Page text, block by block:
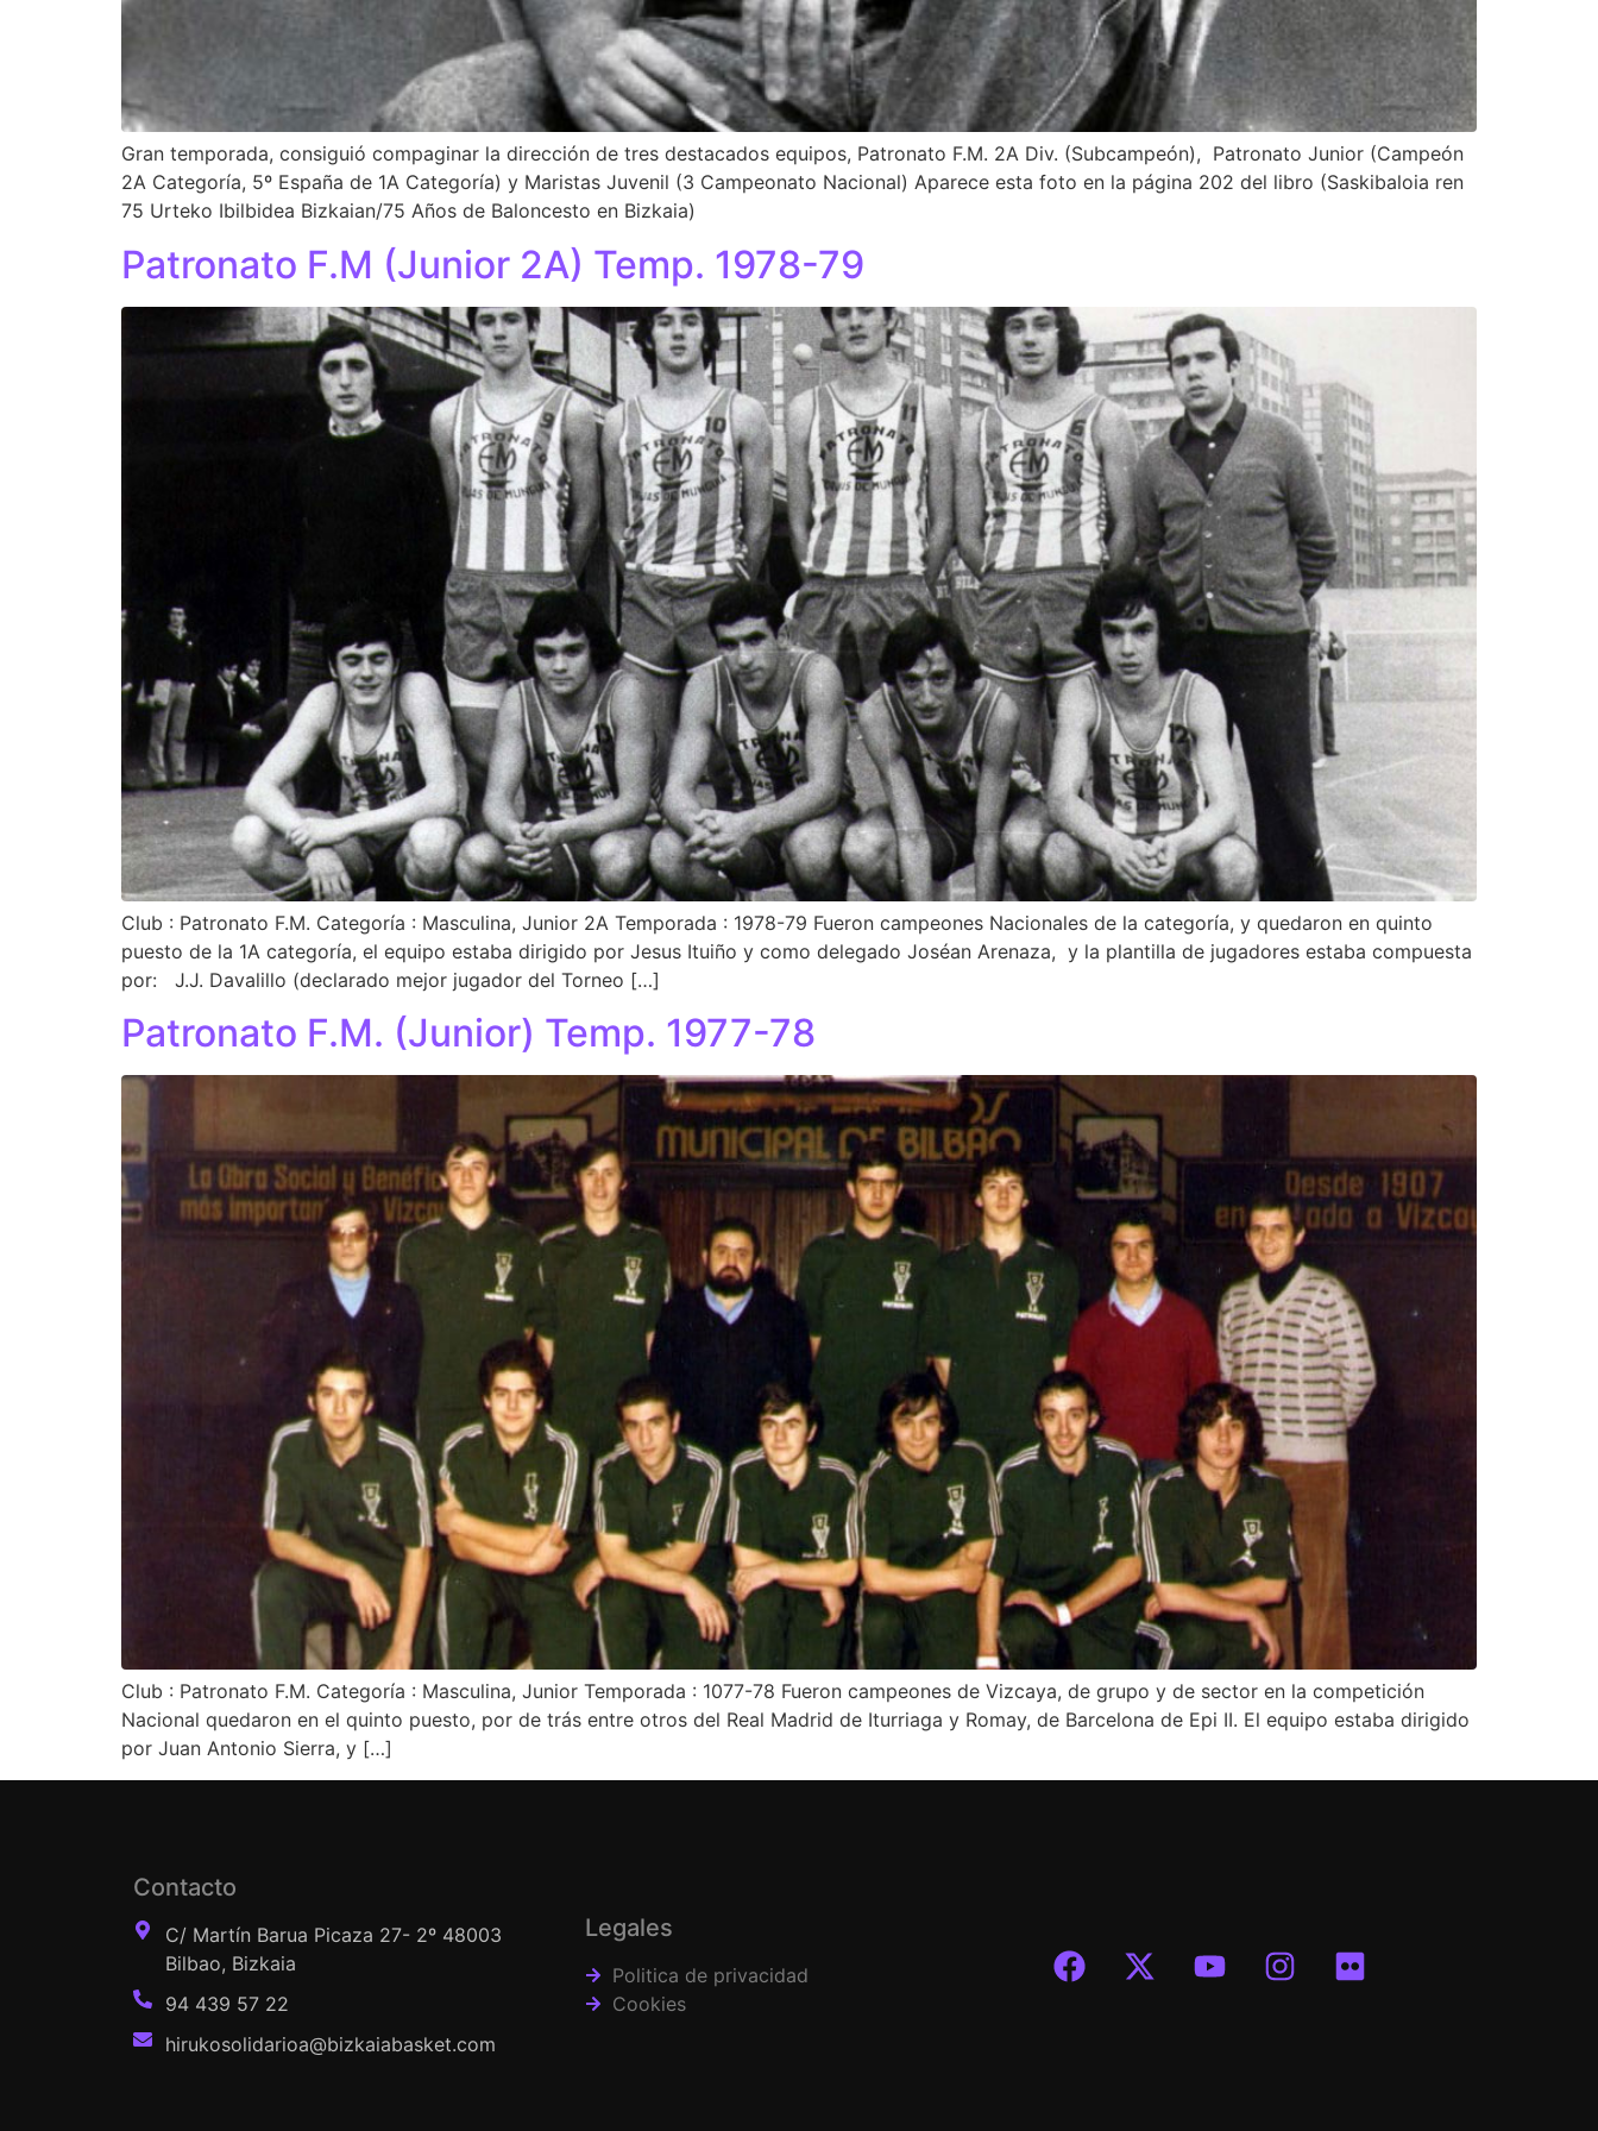
Gran temporada, consiguió compaginar la dirección de tres destacados equipos, Patronato F.M. 2A Div. (Subcampeón), Patronato Junior (Campeón
2A Categoría, 5º España de 1A Categoría) y Maristas Juvenil (3 Campeonato Nacional) Aparece esta foto en la página 202 del libro (Saskibaloia ren
75 Urteko Ibilbidea Bizkaian/75 Años de Baloncesto en Bizkaia)
Patronato F.M (Junior 2A) Temp. 1978-79
Club : Patronato F.M. Categoría : Masculina, Junior 2A Temporada : 1978-79 Fueron campeones Nacionales de la categoría, y quedaron en quinto
puesto de la 1A categoría, el equipo estaba dirigido por Jesus Ituiño y como delegado Joséan Arenaza, y la plantilla de jugadores estaba compuesta
por: J.J. Davalillo (declarado mejor jugador del Torneo […]
Patronato F.M. (Junior) Temp. 1977-78
Club : Patronato F.M. Categoría : Masculina, Junior Temporada : 1077-78 Fueron campeones de Vizcaya, de grupo y de sector en la competición
Nacional quedaron en el quinto puesto, por de trás entre otros del Real Madrid de Iturriaga y Romay, de Barcelona de Epi II. El equipo estaba dirigido
por Juan Antonio Sierra, y […]
Contacto
C/ Martín Barua Picaza 27- 2º 48003
Bilbao, Bizkaia
94 439 57 22
hirukosolidarioa@bizkaiabasket.com
Legales
Politica de privacidad
Cookies